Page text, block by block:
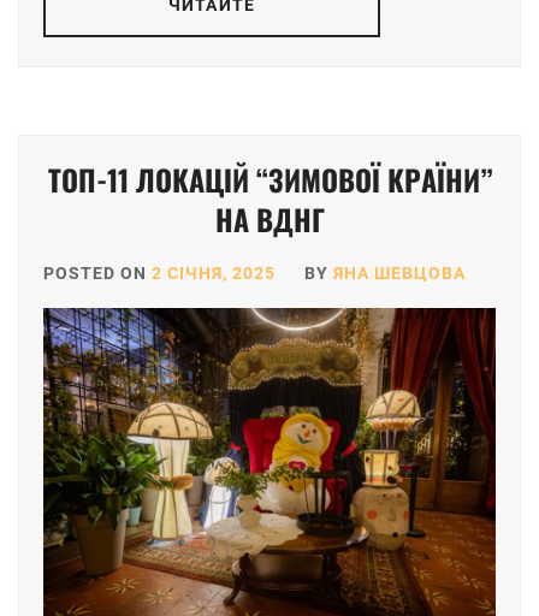
ЧИТАЙТЕ
ТОП-11 ЛОКАЦІЙ “ЗИМОВОЇ КРАЇНИ”
НА ВДНГ
POSTED ON 2 СІЧНЯ, 2025 BY ЯНА ШЕВЦОВА